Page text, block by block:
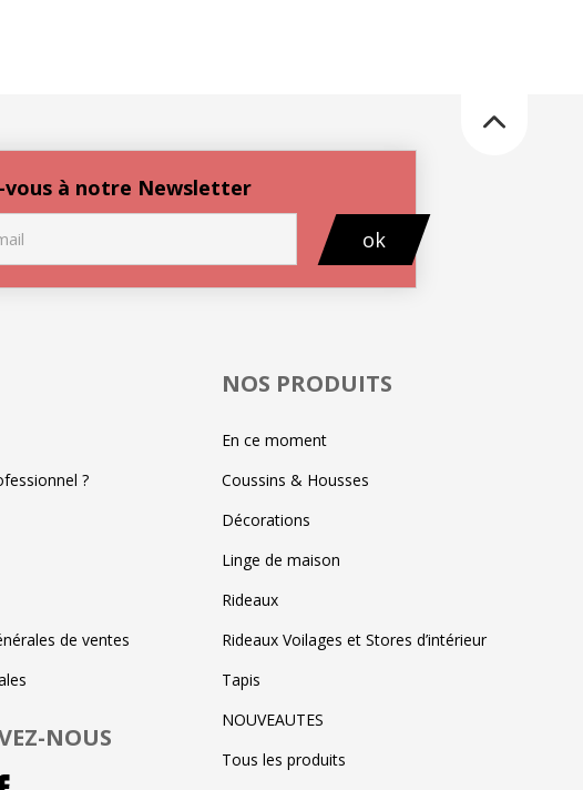
vous à notre Newsletter
ok
?
de ventes
NOUS
NOS PRODUITS
En ce moment
Coussins & Housses
Décorations
Linge de maison
Rideaux
Rideaux Voilages et Stores d’intérieur
Tapis
NOUVEAUTES
Tous les produits